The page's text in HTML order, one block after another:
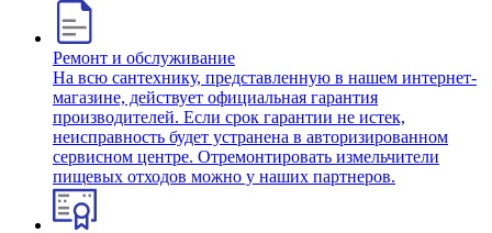
Ремонт и обслуживание
На всю сантехнику, представленную в нашем интернет-
магазине, действует официальная гарантия
производителей. Если срок гарантии не истек,
неисправность будет устранена в авторизированном
сервисном центре. Отремонтировать измельчители
пищевых отходов можно у наших партнеров.